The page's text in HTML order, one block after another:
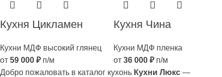
Кухня Цикламен
Кухни МДФ высокий глянец
от 59 000 ₽п/м
Кухня Чина
Кухни МДФ пленка
от 36 000 ₽п/м
Добро пожаловать в каталог кухонь Кухни Люкс —